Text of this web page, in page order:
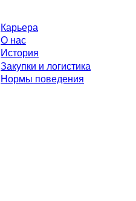
Карьера
О нас
История
Закупки и логистика
Нормы поведения